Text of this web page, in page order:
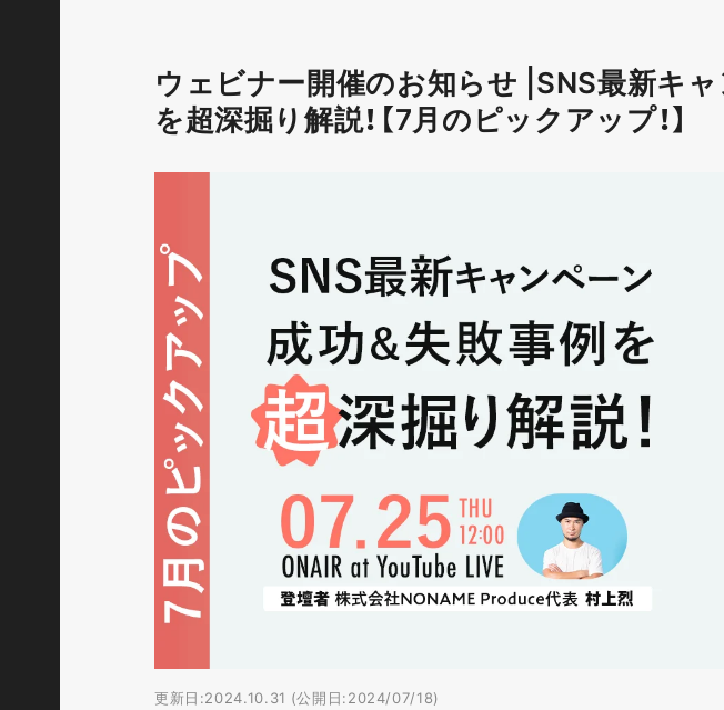
ウェビナー開催のお知らせ |SNS最新キ
を超深掘り解説！【7月のピックアップ！】
更新日:2024.10.31 (公開日:2024/07/18)